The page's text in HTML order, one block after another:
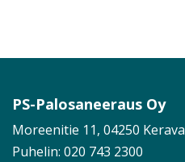
PS-Palosaneeraus Oy
Moreenitie 11, 04250 Kerava
Puhelin: 020 743 2300